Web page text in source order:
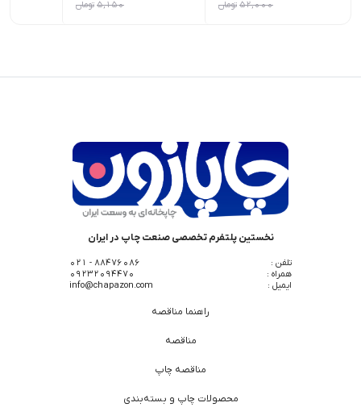
52,000 تومان 5,150 تومان
نخستین پلتفرم تخصصی صنعت چاپ در ایران
تلفن :
88476086 - 021
همراه :
09232094470
ایمیل :
info@chapazon.com
راهنما مناقصه
مناقصه
مناقصه چاپ
محصولات چاپ و بسته‌بندی